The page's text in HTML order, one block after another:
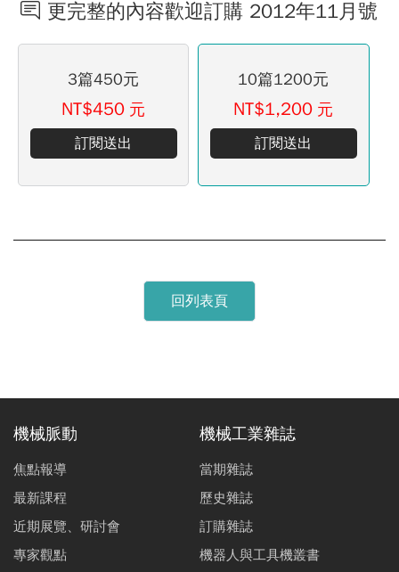
更完整的內容歡迎訂購 2012年11月號
3篇450元
NT$450 元
訂閱送出
10篇1200元
NT$1,200 元
訂閱送出
回列表頁
機械脈動
焦點報導
最新課程
近期展覽、研討會
專家觀點
機械工業雜誌
當期雜誌
歷史雜誌
訂購雜誌
機器人與工具機叢書